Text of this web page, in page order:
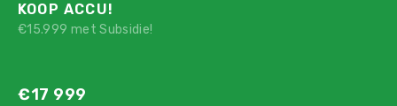
KOOP ACCU!
€15.999 met Subsidie!
€17 999